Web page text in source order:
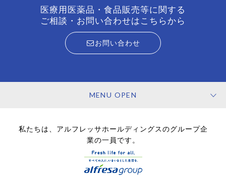
医療用医薬品・食品販売等に関する
ご相談・お問い合わせはこちらから
お問い合わせ
MENU OPEN
私たちは、アルフレッサホールディングスのグループ企
業の一員です。